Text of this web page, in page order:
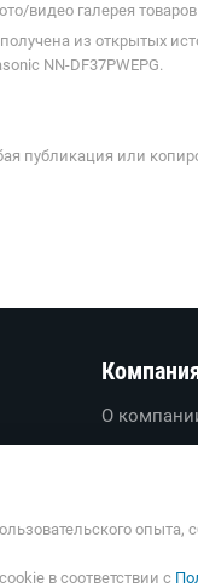
видео галерея
из открытых
NN-DF37PWEPG.
публикация или
О
О проекте
Обратная
опыта,
в соответствии с